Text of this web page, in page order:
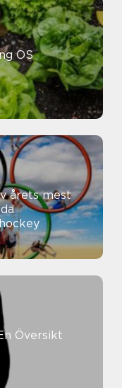
OS
årets mest
Översikt